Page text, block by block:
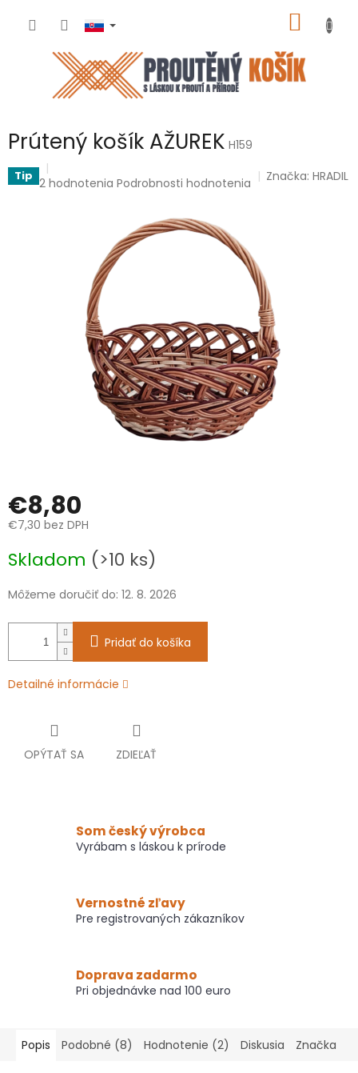
KOŠÍK
Prútený košík AŽUREK H159
Tip Priemerné
hviezdičiek.
2 hodnotenia Podrobnosti hodnotenia Značka:HRADIL
€8,80
€7,30 bez DPH
cena:
Skladom (>10 ks)
Môžeme doručiť do: 12. 8. 2026
Pridať do košíka
Detailné informácie
OPÝTAŤ SA ZDIEĽAŤ
Som český výrobca
Vyrábam s láskou k prírode
Vernostné zľavy
Pre registrovaných zákazníkov
Doprava zadarmo
Pri objednávke nad 100 euro
Popis Podobné (8) Hodnotenie (2) Diskusia Značka